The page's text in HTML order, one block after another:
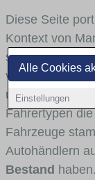
Alle Cookies
Einstellungen
Diese Seite
Kontext von
skizzieren, in
vertreten ist,
und
Fahrertypen
Fahrzeuge
Autohändlern
Bestand